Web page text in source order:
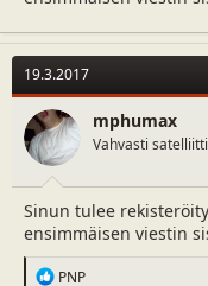
19.3.2017
mphumax
Vahvasti
Sinun tulee
ensimmäisen viestin
R
PNP